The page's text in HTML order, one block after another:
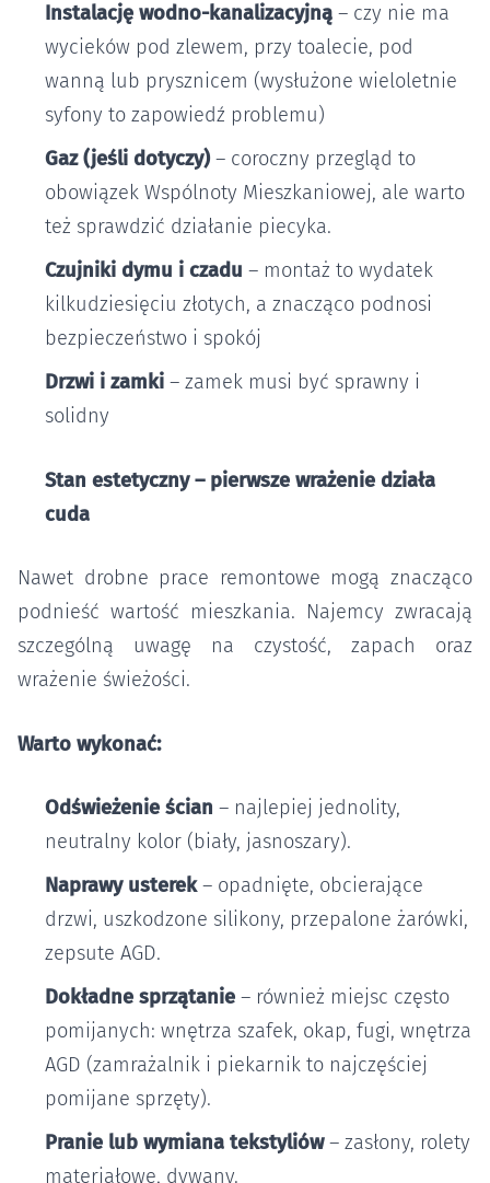
Instalację wodno-kanalizacyjną– czy nie ma
wycieków pod zlewem, przy toalecie, pod
wanną lub prysznicem (wysłużone wieloletnie
syfony to zapowiedź problemu)
Gaz (jeśli dotyczy)– coroczny przegląd to
obowiązek Wspólnoty Mieszkaniowej, ale warto
też sprawdzić działanie piecyka.
Czujniki dymu i czadu – montaż to wydatek
kilkudziesięciu złotych, a znacząco podnosi
bezpieczeństwo i spokój
Drzwi i zamki– zamek musi być sprawny i
solidny
Stan estetyczny – pierwsze wrażenie działa
cuda
Nawet drobne prace remontowe mogą znacząco
podnieść wartość mieszkania. Najemcy zwracają
szczególną uwagę na czystość, zapach oraz
wrażenie świeżości.
Warto wykonać:
Odświeżenie ścian – najlepiej jednolity,
neutralny kolor (biały, jasnoszary).
Naprawy usterek– opadnięte, obcierające
drzwi, uszkodzone silikony, przepalone żarówki,
zepsute AGD.
Dokładne sprzątanie– również miejsc często
pomijanych: wnętrza szafek, okap, fugi, wnętrza
AGD (zamrażalnik i piekarnik to najczęściej
pomijane sprzęty).
Pranie lub wymiana tekstyliów– zasłony, rolety
materiałowe, dywany.